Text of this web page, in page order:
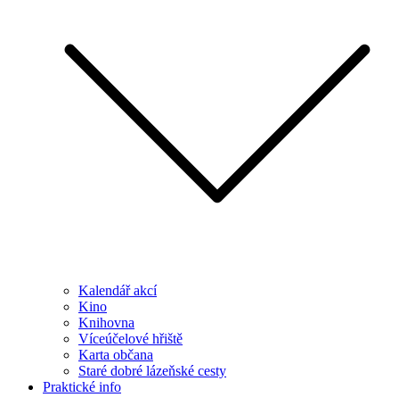
Kalendář akcí
Kino
Knihovna
Víceúčelové hřiště
Karta občana
Staré dobré lázeňské cesty
Praktické info